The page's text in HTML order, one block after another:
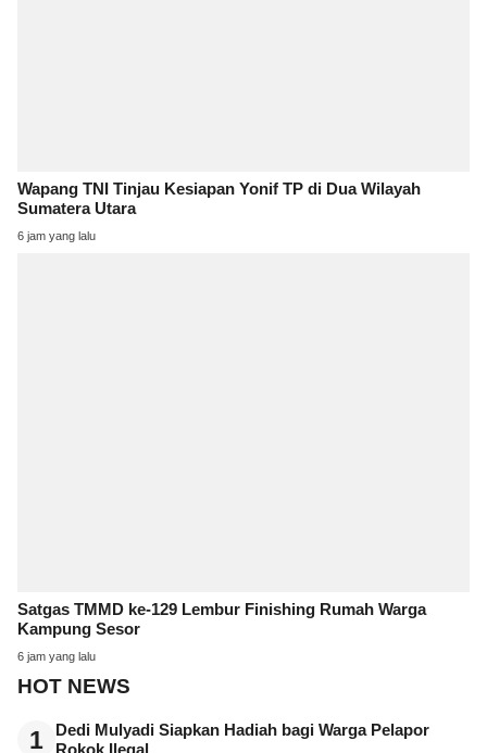
Wapang TNI Tinjau Kesiapan Yonif TP di Dua Wilayah
Sumatera Utara
6 jam yang lalu
Satgas TMMD ke-129 Lembur Finishing Rumah Warga
Kampung Sesor
6 jam yang lalu
HOT NEWS
1
Dedi Mulyadi Siapkan Hadiah bagi Warga Pelapor